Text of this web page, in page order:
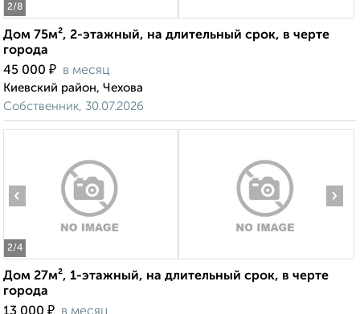
2/8
Дом 75м², 2-этажный, на длительный срок, в черте
города
45 000 ₽ в месяц
Киевский район, Чехова
Собственник, 30.07.2026
2/4
‹ ›
Дом 27м², 1-этажный, на длительный срок, в черте
города
₽